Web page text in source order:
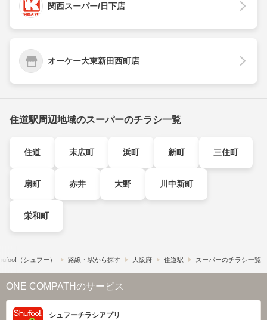
関西スーパー/日下店
オーケー大東新田西町店
住道駅周辺地域のスーパーのチラシ一覧
住道 末広町 浜町 新町 三住町
扇町 赤井 大野 川中新町
栄和町
（シュフー） 路線・駅から探す 大阪府 住道駅 スーパーのチラシ一覧
ONE COMPATHのサービス
シュフーチラシアプリ